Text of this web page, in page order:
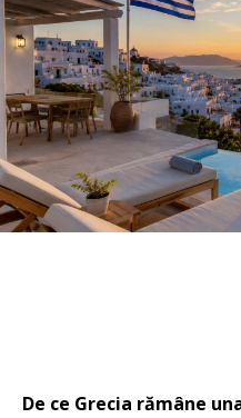
De ce Grecia rămâne